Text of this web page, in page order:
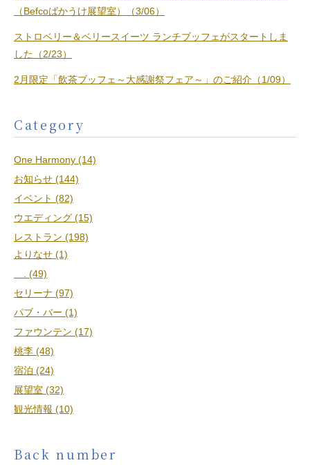
（Befcoばかうけ展望室）（3/06）
ストロベリー＆ベリースイーツ ランチブッフェがスタートしま
した（2/23）
2月限定「飲茶ブッフェ～大感謝祭フェア～」のご紹介（1/09）
Category
One Harmony (14)
お知らせ (144)
イベント (82)
ウエディング (15)
レストラン (198)
よりなせ (1)
. (49)
セリーナ (97)
パブ・バー (1)
ファウンテン (17)
桃李 (48)
宿泊 (24)
展望室 (32)
観光情報 (10)
Back number